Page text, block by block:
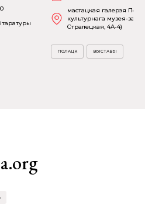
мастацкая галерэя
культурнага музея-
Стралецкая, 4A-4)
ПОЛАЦК ВЫСТАВЫ